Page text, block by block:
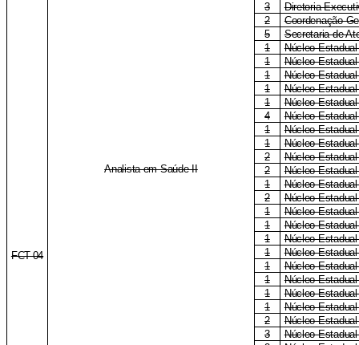
FCT-04
Analista em Saúde II
3
Diretoria
2
Coordenação-
5
Secretaria de
1
Núcleo
1
Núcleo
1
Núcleo
1
Núcleo
1
Núcleo
4
Núcleo
1
Núcleo
1
Núcleo
2
Núcleo
2
Núcleo
1
Núcleo
2
Núcleo
1
Núcleo
1
Núcleo
1
Núcleo
1
Núcleo
1
Núcleo
1
Núcleo
1
Núcleo
1
Núcleo
2
Núcleo
3
Núcleo